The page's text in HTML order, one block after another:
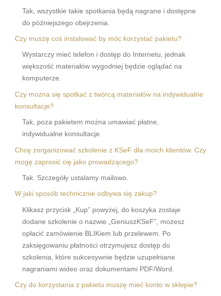
Tak, wszystkie takie spotkania będą nagrane i dostępne
do późniejszego obejrzenia.
Czy muszę coś instalować by móc korzystać pakietu?
Wystarczy mieć telefon i dostęp do Internetu, jednak
większość materiałów wygodniej będzie oglądać na
komputerze.
Czy można się spotkać z twórcą materiałów na indywidualne
konsultacje?
Tak, poza pakietem można umawiać płatne,
indywidualne konsultacje.
Chcę zorganizować szkolenie z KSeF dla moich klientów. Czy
mogę zaprosić cię jako prowadzącego?
Tak. Szczegóły ustalamy mailowo.
W jaki sposób technicznie odbywa się zakup?
Klikasz przycisk „Kup” powyżej, do koszyka zostaje
dodane szkolenie o nazwie „GeniuszKSeF”, możesz
opłacić zamówienie BLIKiem lub przelewem. Po
zaksięgowaniu płatności otrzymujesz dostęp do
szkolenia, które sukcesywnie będzie uzupełniane
nagraniami wideo oraz dokumentami PDF/Word.
Czy do korzystania z pakietu muszę mieć konto w sklepie?